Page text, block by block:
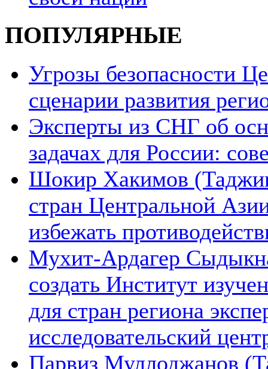
ПОПУЛЯРНЫЕ
Угрозы безопасности
сценарии развития
Эксперты из СНГ об
задачах для России:
Шокир Хакимов
стран Центральной
избежать
Мухит-Ардагер
создать Институт
для стран региона
исследовательский
Парвиз Муллоджанов